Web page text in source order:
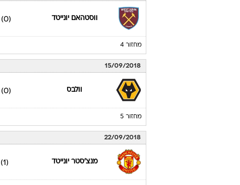
ווסטהאם יונייטד (0)
מחזור 4
15/09/2018
וולבס (0)
מחזור 5
22/09/2018
מנצ'סטר יונייטד (1)